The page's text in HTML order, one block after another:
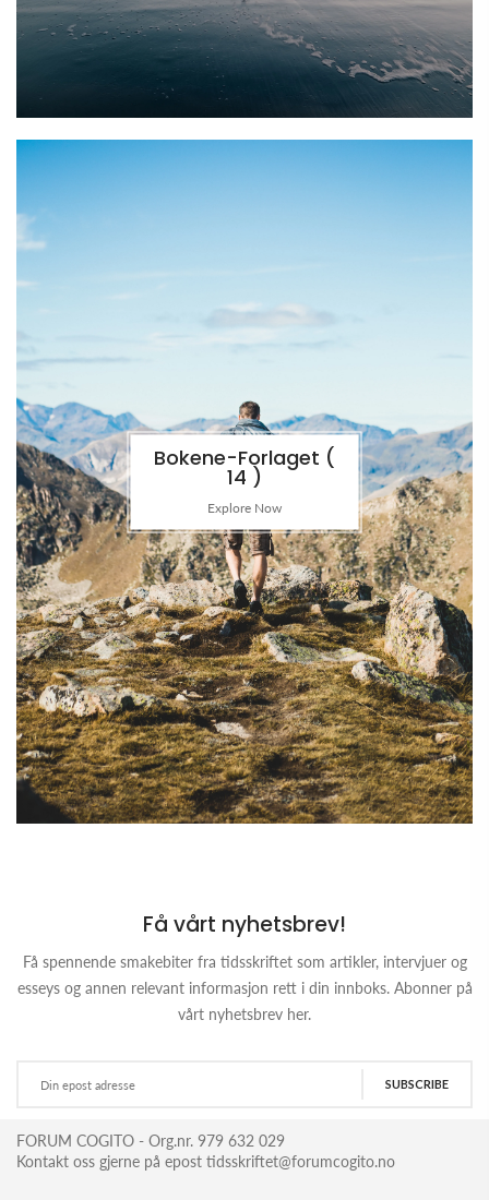
Bokene-Forlaget (
14 )
Explore Now
Få vårt nyhetsbrev!
Få spennende smakebiter fra tidsskriftet som artikler, intervjuer og
esseys og annen relevant informasjon rett i din innboks. Abonner på
vårt nyhetsbrev her.
SUBSCRIBE
FORUM COGITO - Org.nr. 979 632 029
Kontakt oss gjerne på epost tidsskriftet@forumcogito.no